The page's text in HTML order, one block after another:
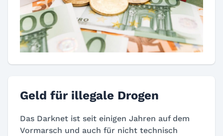
Geld für illegale Drogen
Das Darknet ist seit einigen Jahren auf dem
Vormarsch und auch für nicht technisch